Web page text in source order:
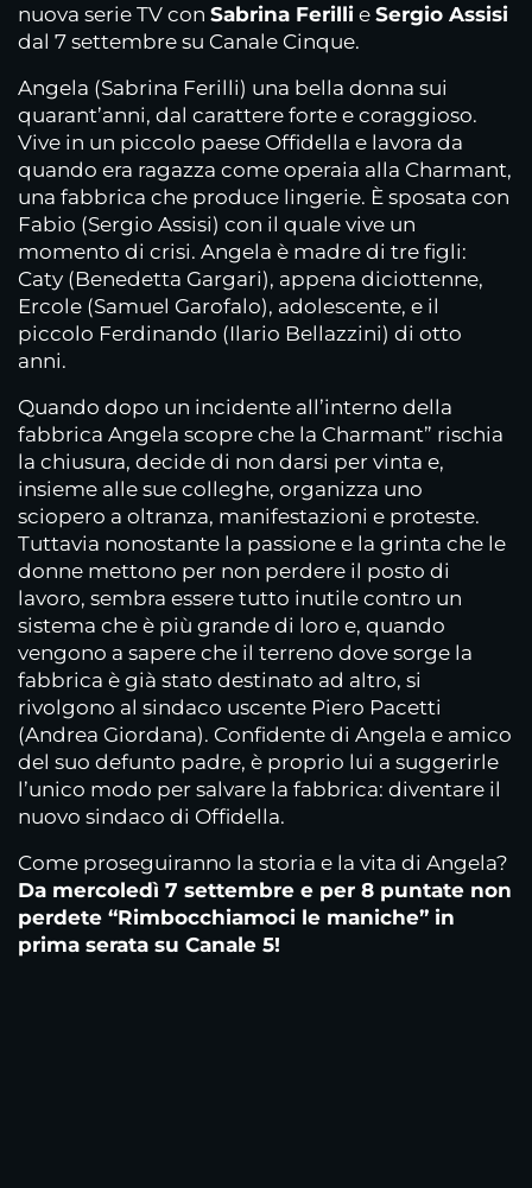
nuova serie TV con Sabrina Ferilli e Sergio Assisi
dal 7 settembre su Canale Cinque.
Angela (Sabrina Ferilli) una bella donna sui
quarant’anni, dal carattere forte e coraggioso.
Vive in un piccolo paese Offidella e lavora da
quando era ragazza come operaia alla Charmant,
una fabbrica che produce lingerie. È sposata con
Fabio (Sergio Assisi) con il quale vive un
momento di crisi. Angela è madre di tre figli:
Caty (Benedetta Gargari), appena diciottenne,
Ercole (Samuel Garofalo), adolescente, e il
piccolo Ferdinando (Ilario Bellazzini) di otto
anni.
Quando dopo un incidente all’interno della
fabbrica Angela scopre che la Charmant” rischia
la chiusura, decide di non darsi per vinta e,
insieme alle sue colleghe, organizza uno
sciopero a oltranza, manifestazioni e proteste.
Tuttavia nonostante la passione e la grinta che le
donne mettono per non perdere il posto di
lavoro, sembra essere tutto inutile contro un
sistema che è più grande di loro e, quando
vengono a sapere che il terreno dove sorge la
fabbrica è già stato destinato ad altro, si
rivolgono al sindaco uscente Piero Pacetti
(Andrea Giordana). Confidente di Angela e amico
del suo defunto padre, è proprio lui a suggerirle
l’unico modo per salvare la fabbrica: diventare il
nuovo sindaco di Offidella.
Come proseguiranno la storia e la vita di Angela?
Da mercoledì 7 settembre e per 8 puntate non
perdete “Rimbocchiamoci le maniche” in
prima serata su Canale 5!